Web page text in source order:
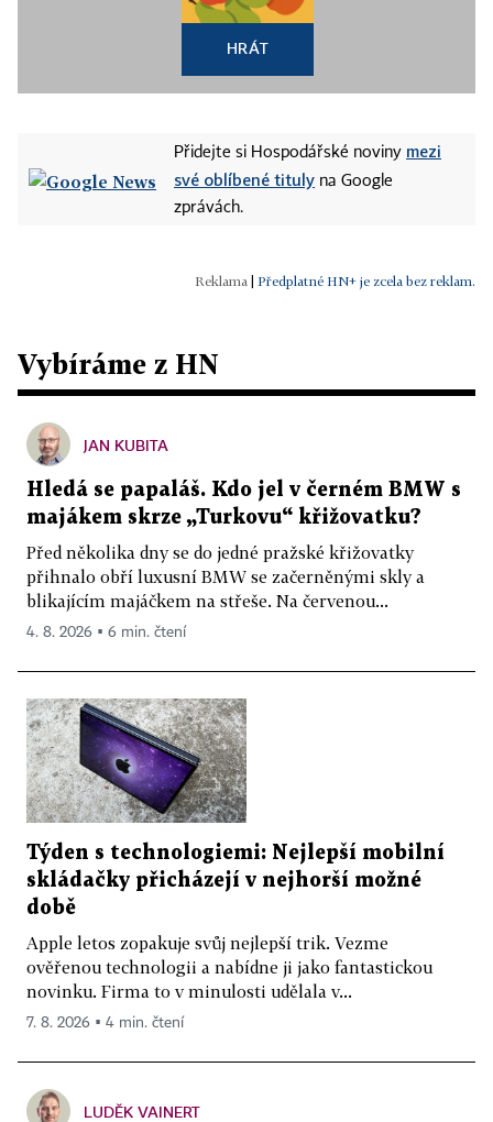
HRÁT
Přidejte si Hospodářské noviny mezi
své oblíbené tituly na Google
zprávách.
Předplatné HN+ je zcela bez reklam.
Vybíráme z HN
JAN KUBITA
Hledá se papaláš. Kdo jel v černém BMW s
majákem skrze „Turkovu“ křižovatku?
Před několika dny se do jedné pražské křižovatky
přihnalo obří luxusní BMW se začerněnými skly a
blikajícím majáčkem na střeše. Na červenou...
4. 8. 2026 ▪ 6 min. čtení
Týden s technologiemi: Nejlepší mobilní
skládačky přicházejí v nejhorší možné
době
Apple letos zopakuje svůj nejlepší trik. Vezme
ověřenou technologii a nabídne ji jako fantastickou
novinku. Firma to v minulosti udělala v...
7. 8. 2026 ▪ 4 min. čtení
LUDĚK VAINERT